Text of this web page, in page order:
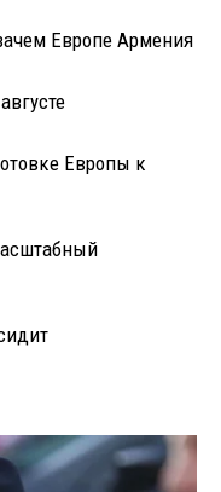
Европе Армения
Европы к